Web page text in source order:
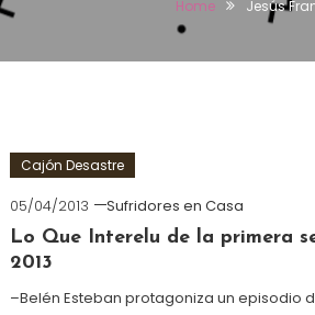
Home Jesús
Cajón Desastre
05/04/2013
Sufridores en Casa
Lo Que Interelu de la primera
2013
–Belén Esteban protagoniza un episodio